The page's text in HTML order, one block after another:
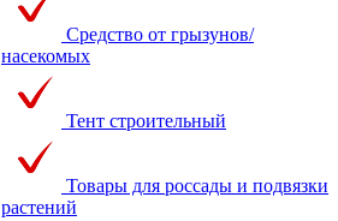
Средство от грызунов/
насекомых
Тент строительный
Товары для россады и подвязки
растений